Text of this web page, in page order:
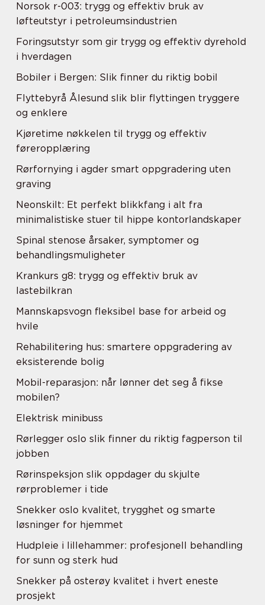
Norsok r-003: trygg og effektiv bruk av
løfteutstyr i petroleumsindustrien
Foringsutstyr som gir trygg og effektiv dyrehold
i hverdagen
Bobiler i Bergen: Slik finner du riktig bobil
Flyttebyrå Ålesund slik blir flyttingen tryggere
og enklere
Kjøretime nøkkelen til trygg og effektiv
føreropplæring
Rørfornying i agder smart oppgradering uten
graving
Neonskilt: Et perfekt blikkfang i alt fra
minimalistiske stuer til hippe kontorlandskaper
Spinal stenose årsaker, symptomer og
behandlingsmuligheter
Krankurs g8: trygg og effektiv bruk av
lastebilkran
Mannskapsvogn fleksibel base for arbeid og
hvile
Rehabilitering hus: smartere oppgradering av
eksisterende bolig
Mobil-reparasjon: når lønner det seg å fikse
mobilen?
Elektrisk minibuss
Rørlegger oslo slik finner du riktig fagperson til
jobben
Rørinspeksjon slik oppdager du skjulte
rørproblemer i tide
Snekker oslo kvalitet, trygghet og smarte
løsninger for hjemmet
Hudpleie i lillehammer: profesjonell behandling
for sunn og sterk hud
Snekker på osterøy kvalitet i hvert eneste
prosjekt